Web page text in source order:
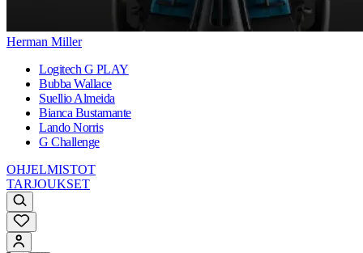
Herman Miller
Logitech G PLAY
Bubba Wallace
Suellio Almeida
Bianca Bustamante
Lando Norris
G Challenge
OHJELMISTOT
TARJOUKSET